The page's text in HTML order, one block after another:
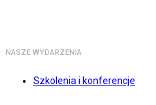
NASZE WYDARZENIA
Szkolenia i konferencje